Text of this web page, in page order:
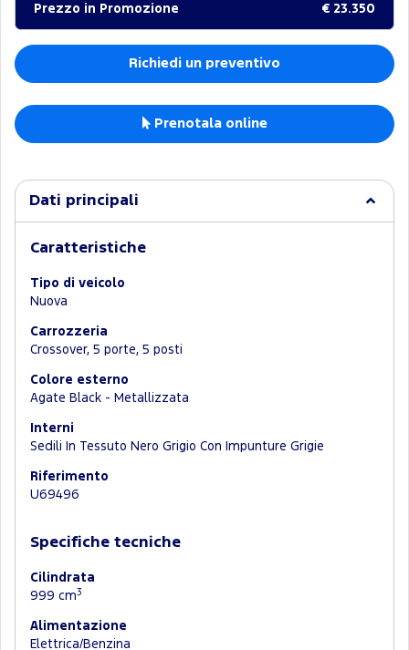
Prezzo in Promozione € 23.350
Richiedi un preventivo
Prenotala online
Dati principali
Caratteristiche
Tipo di veicolo
Nuova
Carrozzeria
Crossover, 5 porte, 5 posti
Colore esterno
Agate Black - Metallizzata
Interni
Sedili In Tessuto Nero Grigio Con Impunture Grigie
Riferimento
U69496
Specifiche tecniche
Cilindrata
999 cm3
Alimentazione
Elettrica/Benzina